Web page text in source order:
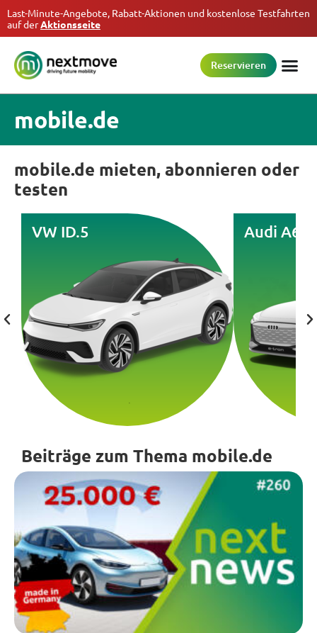
Last-Minute-Angebote, Rabatt-Aktionen und kostenlose Testfahrten
auf derAktionsseite
Reservieren
mobile.de
mobile.de mieten, abonnieren oder
testen
VW ID.5 Audi A6
Beiträge zum Thema mobile.de